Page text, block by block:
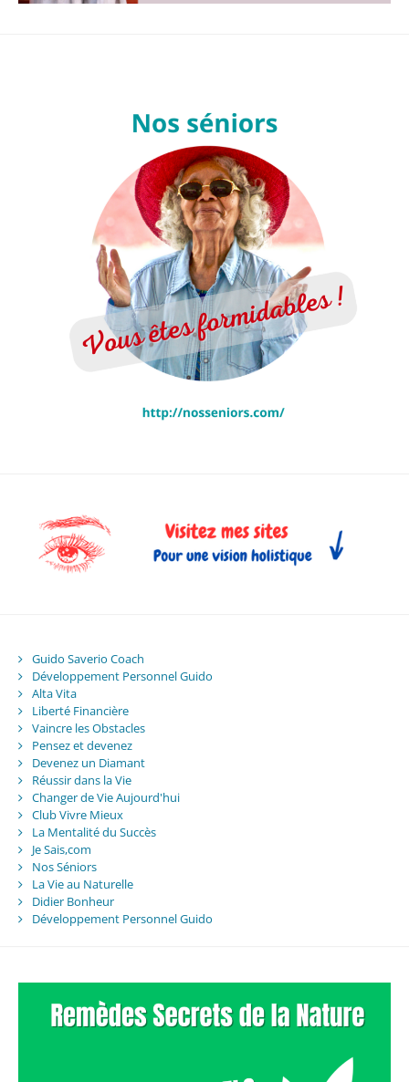
Guido Saverio Coach
Développement Personnel Guido
Alta Vita
Liberté Financière
Vaincre les Obstacles
Pensez et devenez
Devenez un Diamant
Réussir dans la Vie
Changer de Vie Aujourd'hui
Club Vivre Mieux
La Mentalité du Succès
Je Sais,com
Nos Séniors
La Vie au Naturelle
Didier Bonheur
Développement Personnel Guido